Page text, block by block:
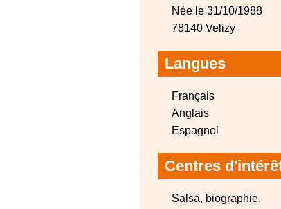
Née le 31/10/1988
78140 Velizy
Langues
Français
Anglais
Espagnol
Centres
Salsa, biographie,